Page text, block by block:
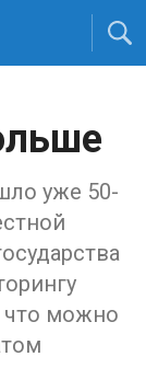
уже 50-
что можно